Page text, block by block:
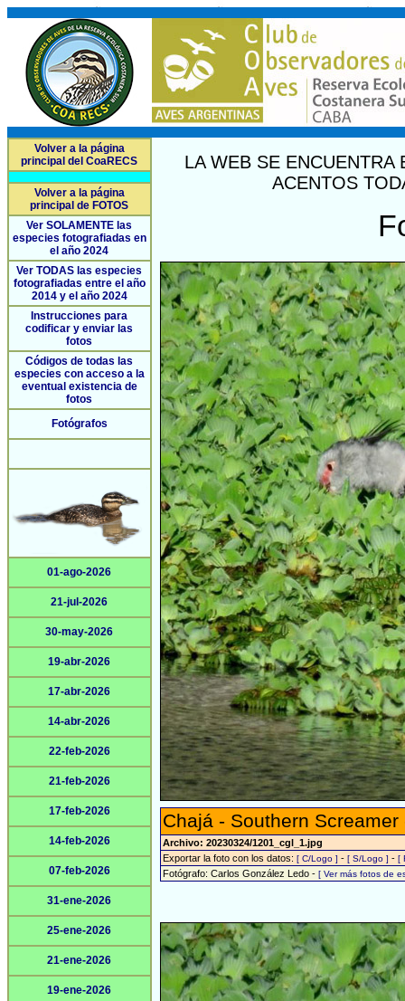
Volver a la página
principal del CoaRECS
Volver a la página
principal de FOTOS
Ver SOLAMENTE las
especies fotografiadas en
el año 2024
Ver TODAS las especies
fotografiadas entre el año
2014 y el año 2024
Instrucciones para
codificar y enviar las
fotos
Códigos de todas las
especies con acceso a la
eventual existencia de
fotos
Fotógrafos
01-ago-2026
21-jul-2026
30-may-2026
19-abr-2026
17-abr-2026
14-abr-2026
22-feb-2026
21-feb-2026
17-feb-2026
14-feb-2026
07-feb-2026
31-ene-2026
25-ene-2026
21-ene-2026
19-ene-2026
LA WEB SE
ACENTOS
Chajá - Southern
Archivo: 20230324/1201_cgl_1.jpg
Exportar la foto con los datos: [ C/Logo ] - [ S/Logo ] - [
Fotógrafo: Carlos González Ledo - [ Ver más fotos de